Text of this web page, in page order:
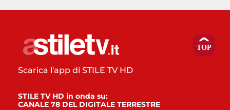
Scarica l'app di STILE TV HD
STILE TV HD in onda su:
CANALE 78 DEL DIGITALE TERRESTRE